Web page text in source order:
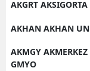
AKGRT AKSIGORTA
AKHAN AKHAN UN
AKMGY AKMERKEZ
GMYO